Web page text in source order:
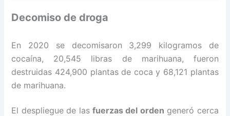
Decomiso de droga
En 2020 se decomisaron 3,299 kilogramos de
cocaína, 20,545 libras de marihuana, fueron
destruidas 424,900 plantas de coca y 68,121 plantas
de marihuana.
El despliegue de las fuerzas del orden generó cerca